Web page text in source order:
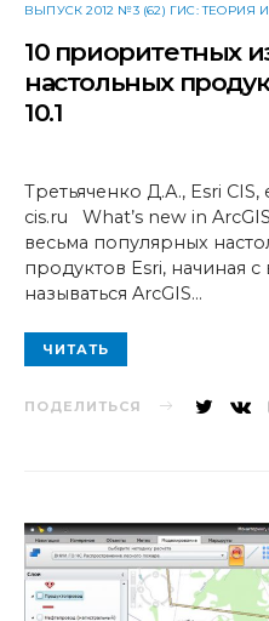
ВЫПУСК 2012 №3 (62) ГИС: ТЕОРИЯ И
10 приоритетных
настольных
10.1
Третьяченко Д.А., Esri
cis.ru What’s new in
весьма популярных
продуктов Esri, начиная с
называться ArcGIS…
ЧИТАТЬ
ПОДЕЛИТЬСЯ